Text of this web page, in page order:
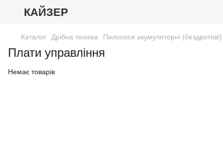
КАЙЗЕР
Каталог Дрібна техніка Пилососи акумуляторні (бездротові)
Плати управління
Немає товарів